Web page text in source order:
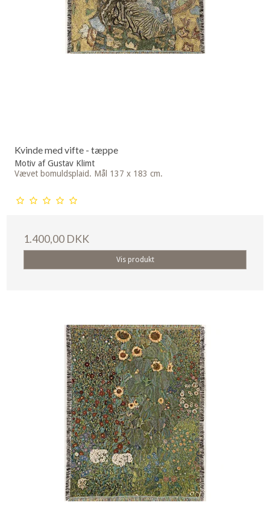
Kvinde med vifte - tæppe
Motiv af Gustav Klimt
Vævet bomuldsplaid. Mål 137 x 183 cm.
1.400,00 DKK
Vis produkt